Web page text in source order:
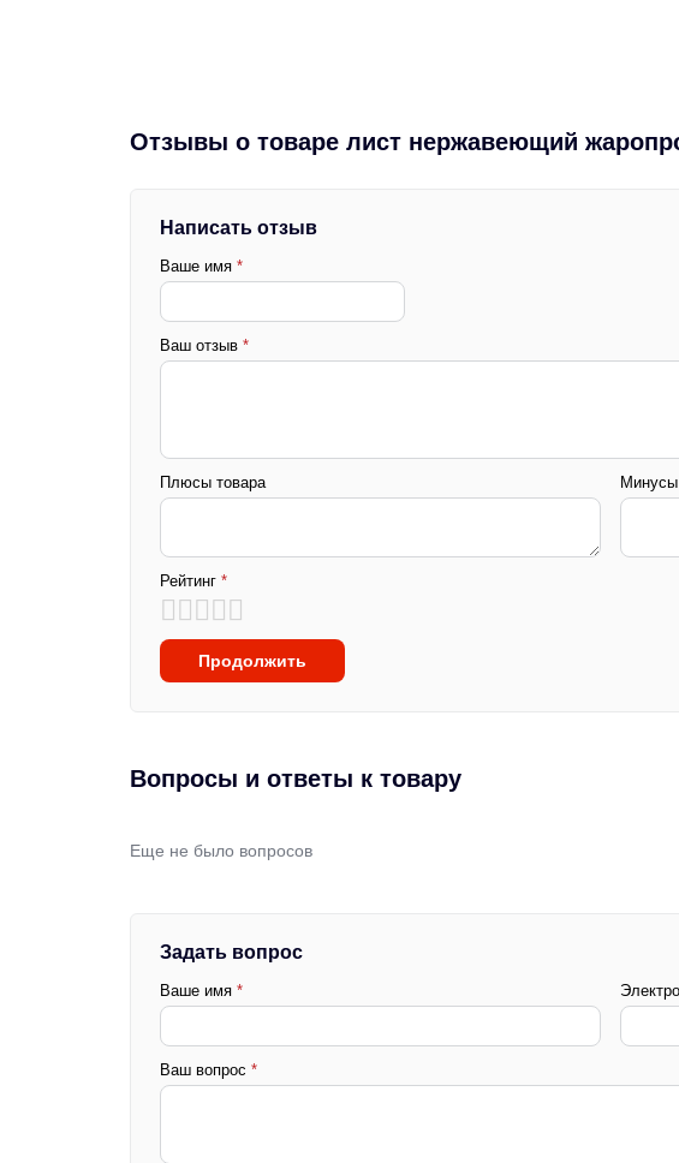
Отзывы о товаре лист нержавеющий
Написать отзыв
Ваше имя *
Ваш отзыв *
Плюсы товара Минусы
Рейтинг *
Продолжить
Вопросы и ответы к товару
Еще не было вопросов
Задать вопрос
Ваше имя *
Ваш вопрос *